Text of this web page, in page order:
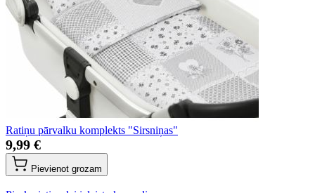
Ratiņu pārvalku komplekts "Sirsniņas"
9,99 €
Pievienot grozam